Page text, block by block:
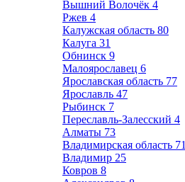
Вышний Волочёк 4
Ржев 4
Калужская область 80
Калуга 31
Обнинск 9
Малоярославец 6
Ярославская область 77
Ярославль 47
Рыбинск 7
Переславль-Залесский 4
Алматы 73
Владимирская область 71
Владимир 25
Ковров 8